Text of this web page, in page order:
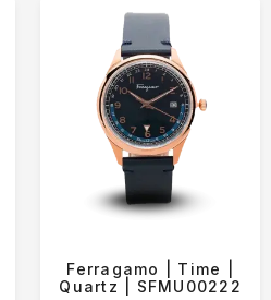
Ferragamo | Time |
Quartz | SFMU00222